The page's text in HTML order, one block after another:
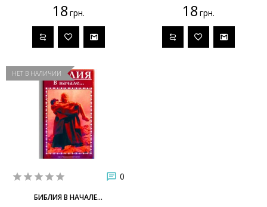
18 грн. 18 грн.
НЕТ В НАЛИЧИИ
0
БИБЛИЯ В НАЧАЛЕ...